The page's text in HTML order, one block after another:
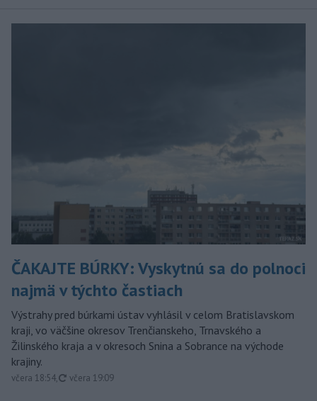
ČAKAJTE BÚRKY: Vyskytnú sa do polnoci
najmä v týchto častiach
Výstrahy pred búrkami ústav vyhlásil v celom Bratislavskom
kraji, vo väčšine okresov Trenčianskeho, Trnavského a
Žilinského kraja a v okresoch Snina a Sobrance na východe
krajiny.
včera 18:54, aktualizované
včera 19:09